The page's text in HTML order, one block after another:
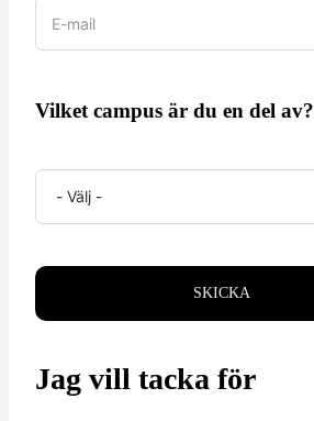
Vilket campus är du en del av?
SKICKA
Jag vill tacka för